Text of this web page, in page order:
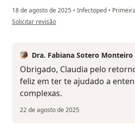
18 de agosto de 2025 • Infectoped •
na opinião do utilizador Claudia Rodrigues
Solicitar revisão
Dra. Fabiana Sotero Monteiro
Obrigado, Claudia pelo
feliz em ter te ajudado a
complexas.
22 de agosto de 2025